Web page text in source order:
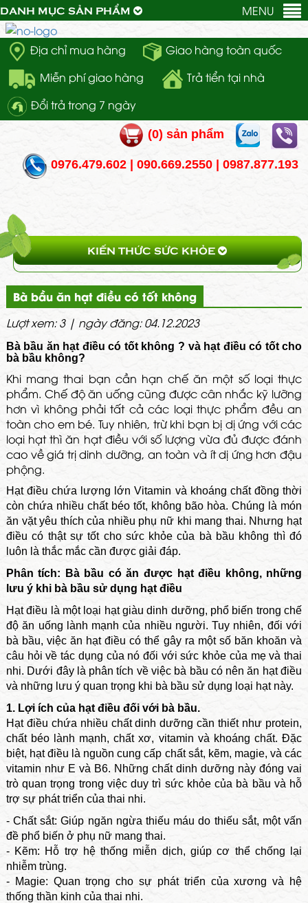
Địa chỉ mua hàng
Giao hàng toàn quốc
Miễn phí giao hàng
Trả tiển tại nhà
Đổi trả trong 7 ngày
(0) sản phẩm
0976.479.602 | 090.669.2550 | 0987.877.193
MENU
DANH MỤC SẢN PHẨM
KIẾN THỨC SỨC KHỎE
Bà bầu ăn hạt điều có tốt không
Lượt xem: 3 | ngày đăng: 04.12.2023
Bà bầu ăn hạt điều có tốt không ? và hạt điều có tốt cho
bà bầu không?
Khi mang thai bạn cần hạn chế ăn một số loại thực
phẩm. Chế độ ăn uống cũng được cân nhắc kỹ lưỡng
hơn vì không phải tất cả các loại thực phẩm đều an
toàn cho em bé. Tuy nhiên, trừ khi bạn bị dị ứng với các
loại hạt thì ăn hạt điều với số lượng vừa đủ được đánh
cao về giá trị dinh dưỡng, an toàn và ít dị ứng hơn đậu
phộng.
Hạt điều chứa lượng lớn Vitamin và khoáng chất đồng thời
còn chứa nhiều chất béo tốt, không bão hòa. Chúng là món
ăn vặt yêu thích của nhiều phụ nữ khi mang thai. Nhưng hạt
điều có thật sự tốt cho sức khỏe của bà bầu không thì đó
luôn là thắc mắc cần được giải đáp.
Phân tích: Bà bầu có ăn được hạt điều không, những
lưu ý khi bà bầu sử dụng hạt điều
Hạt điều là một loại hạt giàu dinh dưỡng, phổ biến trong chế
độ ăn uống lành mạnh của nhiều người. Tuy nhiên, đối với
bà bầu, việc ăn hạt điều có thể gây ra một số băn khoăn và
câu hỏi về tác dụng của nó đối với sức khỏe của mẹ và thai
nhi. Dưới đây là phân tích về việc bà bầu có nên ăn hạt điều
và những lưu ý quan trọng khi bà bầu sử dụng loại hạt này.
1. Lợi ích của hạt điều đối với bà bầu.
Hạt điều chứa nhiều chất dinh dưỡng cần thiết như protein,
chất béo lành mạnh, chất xơ, vitamin và khoáng chất. Đặc
biệt, hạt điều là nguồn cung cấp chất sắt, kẽm, magie, và các
vitamin như E và B6. Những chất dinh dưỡng này đóng vai
trò quan trọng trong việc duy trì sức khỏe của bà bầu và hỗ
trợ sự phát triển của thai nhi.
- Chất sắt: Giúp ngăn ngừa thiếu máu do thiếu sắt, một vấn
đề phổ biến ở phụ nữ mang thai.
- Kẽm: Hỗ trợ hệ thống miễn dịch, giúp cơ thể chống lại
nhiễm trùng.
- Magie: Quan trọng cho sự phát triển của xương và hệ
thống thần kinh của thai nhi.